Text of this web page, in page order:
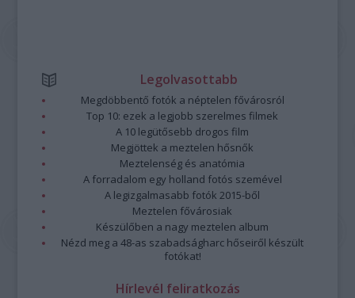
Legolvasottabb
Megdöbbentő fotók a néptelen fővárosról
Top 10: ezek a legjobb szerelmes filmek
A 10 legütősebb drogos film
Megjöttek a meztelen hősnők
Meztelenség és anatómia
A forradalom egy holland fotós szemével
A legizgalmasabb fotók 2015-ből
Meztelen fővárosiak
Készülőben a nagy meztelen album
Nézd meg a 48-as szabadságharc hőseiről készült
fotókat!
Hírlevél feliratkozás